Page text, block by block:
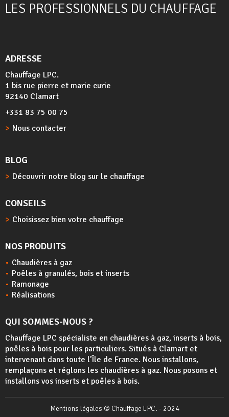
LES PROFESSIONNELS DU CHAUFFAGE
ADRESSE
Chauffage LPC.
1 bis rue pierre et marie curie
92140 Clamart
+331 83 75 00 75
Nous contacter
BLOG
Découvrir notre blog sur le chauffage
CONSEILS
Choisissez bien votre chauffage
NOS PRODUITS
Chaudières à gaz
Poêles à granulés, bois et inserts
Ramonage
Réalisations
QUI SOMMES-NOUS ?
Chauffage LPC spécialiste en chaudières à gaz, inserts à bois,
poêles à bois pour les particuliers. Situés à Clamart et
intervenant dans toute l’Île de France. Nous installons,
remplaçons et réglons les chaudières à gaz. Nous posons et
installons vos inserts et poêles à bois.
Mentions légales © Chauffage LPC. - 2024